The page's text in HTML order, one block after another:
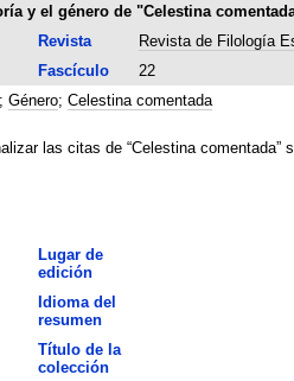
y el género de "Celestina
Revista
Revista de Filología
Fascículo
22
Género; Celestina comentada
las citas de “Celestina comentada”
Lugar de
edición
Idioma del
resumen
Título de la
colección